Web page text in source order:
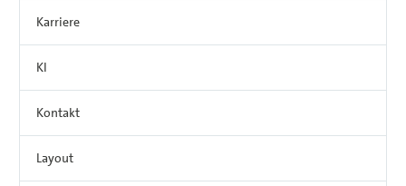
Karriere
KI
Kontakt
Layout